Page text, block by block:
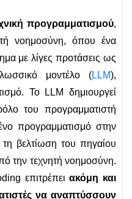
προγραμματισμού,
νοημοσύνη, όπου ένα
με λίγες προτάσεις ως
μοντέλο (LLM),
Το LLM δημιουργεί
του προγραμματιστή
προγραμματισμό στην
βελτίωση του πηγαίου
την τεχνητή νοημοσύνη.
επιτρέπειακόμη και
να αναπτύσσουν